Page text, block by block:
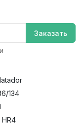
Заказать
134
HR4